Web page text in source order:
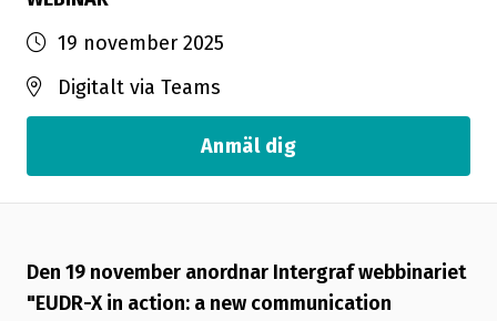
Den 19 november anordnar Intergraf webbinariet
"EUDR-X in action: a new communication
19 november 2025
Digitalt via Teams
Anmäl dig